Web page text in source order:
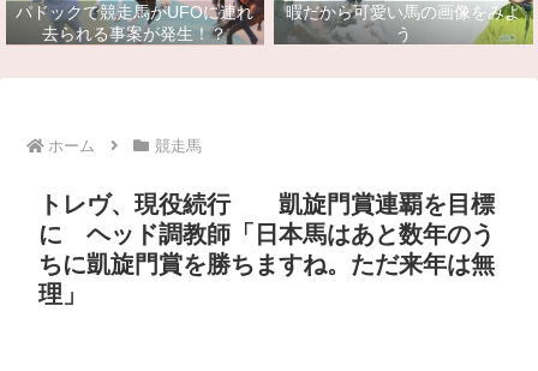
パドックで競走馬がUFOに連れ
去られる事案が発生！？
暇だから可愛い馬の画像をみよ
う
ホーム 競走馬
トレヴ、現役続行 凱旋門賞連覇を目標
に ヘッド調教師「日本馬はあと数年のう
ちに凱旋門賞を勝ちますね。ただ来年は無
理」